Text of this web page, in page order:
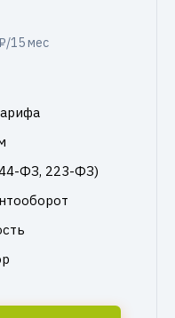
15 мес
ФЗ, 223-ФЗ)